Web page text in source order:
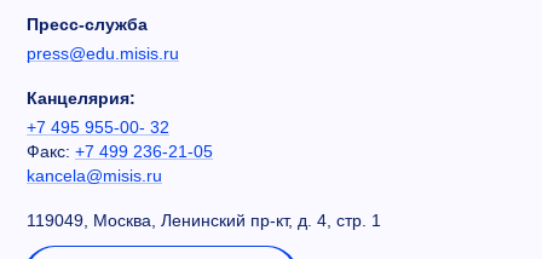
Пресс-служба
press@edu.misis.ru
Канцелярия:
+7 495 955-00- 32
Факс: +7 499 236-21-05
kancela@misis.ru
119049, Москва, Ленинский пр-кт, д. 4, стр. 1